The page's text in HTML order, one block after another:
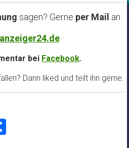
sagen? Gerne per Mail an
bei Facebook.
Dann liked und teilt ihn gerne.
Teilen